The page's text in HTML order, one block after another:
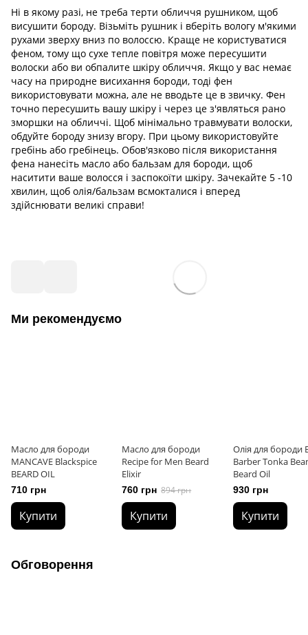
Ні в якому разі, не треба терти обличчя рушником, щоб
висушити бороду. Візьміть рушник і вберіть вологу м'якими
рухами зверху вниз по волоссю. Краще не користуватися
феном, тому що сухе тепле повітря може пересушити
волоски або ви обпалите шкіру обличчя. Якщо у вас немає
часу на природне висихання бороди, тоді фен
використовувати можна, але не вводьте це в звичку. Фен
точно пересушить вашу шкіру і через це з'являться рано
зморшки на обличчі. Щоб мінімально травмувати волоски,
обдуйте бороду знизу вгору. При цьому використовуйте
гребінь або гребінець. Обов'язково після використання
фена нанесіть масло або бальзам для бороди, щоб
наситити ваше волосся і заспокоїти шкіру. Зачекайте 5 -10
хвилин, щоб олія/бальзам всмокталися і вперед
здійснювати великі справи!
Ми рекомендуємо
Масло для бороди
MANCAVE Blackspice
BEARD OIL
710 грн
Купити
Масло для бороди
Recipe for Men Beard
Elixir
760 грн 894 грн
Купити
Олія для бороди
Barber Tonka
Beard Oil
930 грн
Купити
Обговорення